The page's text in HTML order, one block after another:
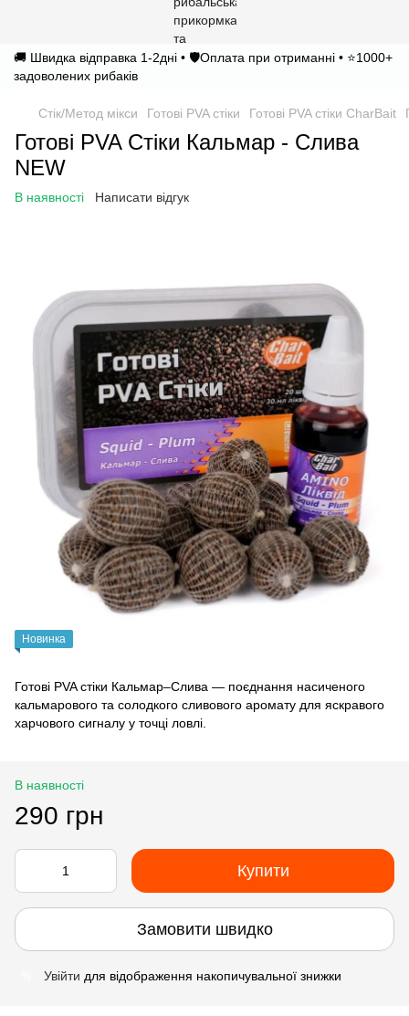
🚚 Швидка відправка 1-2дні • 🛡️Оплата при отриманні • ⭐1000+
задоволених рибаків
Стік/Метод мікси Готові PVA стіки Готові PVA стіки CharBait
Готові PVA Стіки Кальмар - Слива
NEW
В наявності Написати відгук
Новинка
Готові PVA стіки Кальмар–Слива — поєднання насиченого
кальмарового та солодкого сливового аромату для яскравого
харчового сигналу у точці ловлі.
В наявності
290 грн
Купити
Замовити швидко
Увійти для відображення накопичувальної знижки